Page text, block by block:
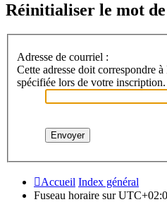
Réinitialiser le mot de
Adresse de courriel :
Cette adresse doit correspondre
spécifiée lors de votre inscription.
Accueil Index général
Fuseau horaire sur